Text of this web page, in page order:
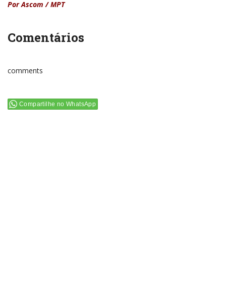
Por Ascom / MPT
Comentários
comments
Compartilhe no WhatsApp